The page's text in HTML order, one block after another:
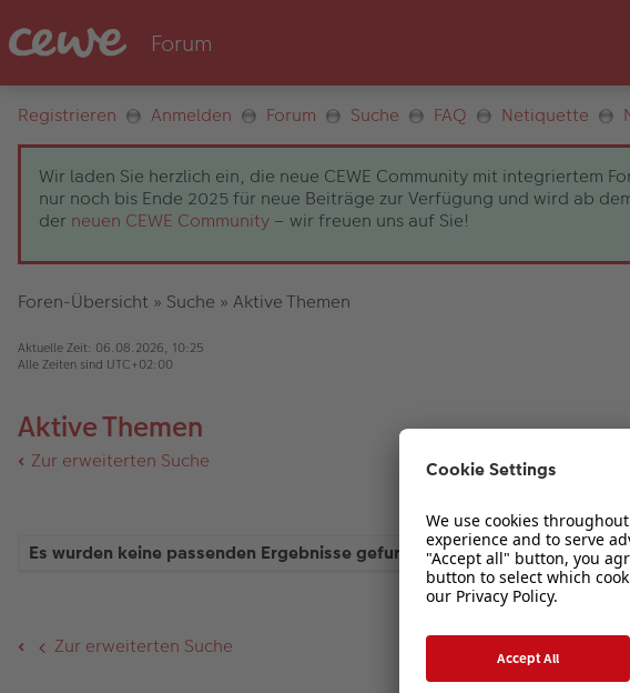
Registrieren Anmelden Forum Suche FAQ Netiquette
Wir laden Sie herzlich ein, die neue CEWE Community mit integriertem
nur noch bis Ende 2025 für neue Beiträge zur Verfügung und wird ab
der neuen CEWE Community – wir freuen uns auf Sie!
Foren-Übersicht » Suche » Aktive Themen
Aktuelle Zeit: 06.08.2026, 10:25
Alle Zeiten sind UTC+02:00
Aktive Themen
Zur erweiterten Suche
Es wurden keine passenden Ergebnisse gefunden.
Zur erweiterten Suche